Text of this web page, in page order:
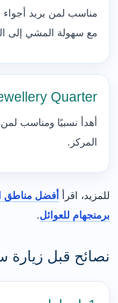
مناسب لمن يريد
مع سهولة المشي إلى
Quarter
أهدأ نسبيًا ومناسب لمن
المركز.
للمزيد، اقرأ أفضل مناطق
برمنجهام للعوائل.
نصائح قبل زيارة